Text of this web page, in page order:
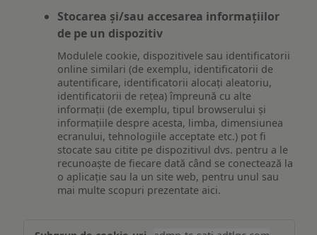
Stocarea și/sau accesarea informațiilor
de pe un dispozitiv
Modulele cookie, dispozitivele sau identificatorii
online similari (de exemplu, identificatorii de
autentificare, identificatorii alocați aleatoriu,
identificatorii de rețea) împreună cu alte
informații (de exemplu, tipul browserului și
informațiile despre acesta, limba, dimensiunea
ecranului, tehnologiile acceptate etc.) pot fi
stocate sau citite pe dispozitivul dvs. pentru a le
recunoaște de fiecare dată când se conectează la
o aplicație sau la un site web, pentru unul sau
mai multe scopuri prezentate aici.